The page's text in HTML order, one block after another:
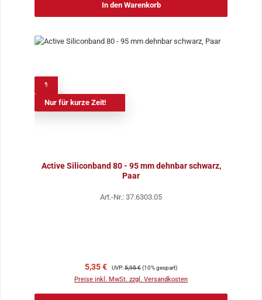
In den Warenkorb
Nur für kurze Zeit!
Active Siliconband 80 - 95 mm dehnbar schwarz,
Paar
Art.-Nr.: 37.6303.05
Verkaufspreis:
5,35 € Regulärer Preis:
UVP:5,95 €(10% gespart)
Preise inkl. MwSt. zzgl. Versandkosten